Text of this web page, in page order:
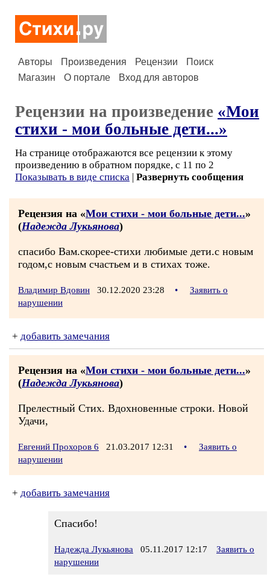
Авторы Произведения Рецензии
Поиск
Магазин
О портале Вход для авторов
Рецензии на произведение «Мои
стихи - мои больные дети...»
На странице отображаются все рецензии к этому
произведению в обратном порядке, с 11 по 2
Показывать в виде списка | Развернуть сообщения
Рецензия на «Мои стихи - мои больные дети...»
(Надежда Лукьянова)
спасибо Вам.скорее-стихи любимые дети.с новым
годом,с новым счастьем и в стихах тоже.
Владимир Вдовин 30.12.2020 23:28 •
Заявить о
нарушении
+ добавить замечания
Рецензия на «Мои стихи - мои больные дети...»
(Надежда Лукьянова)
Прелестный Стих. Вдохновенные строки. Новой
Удачи,
Евгений Прохоров 6 21.03.2017 12:31 •
Заявить о
нарушении
+ добавить замечания
Спасибо!
Надежда Лукьянова 05.11.2017 12:17
Заявить о
нарушении